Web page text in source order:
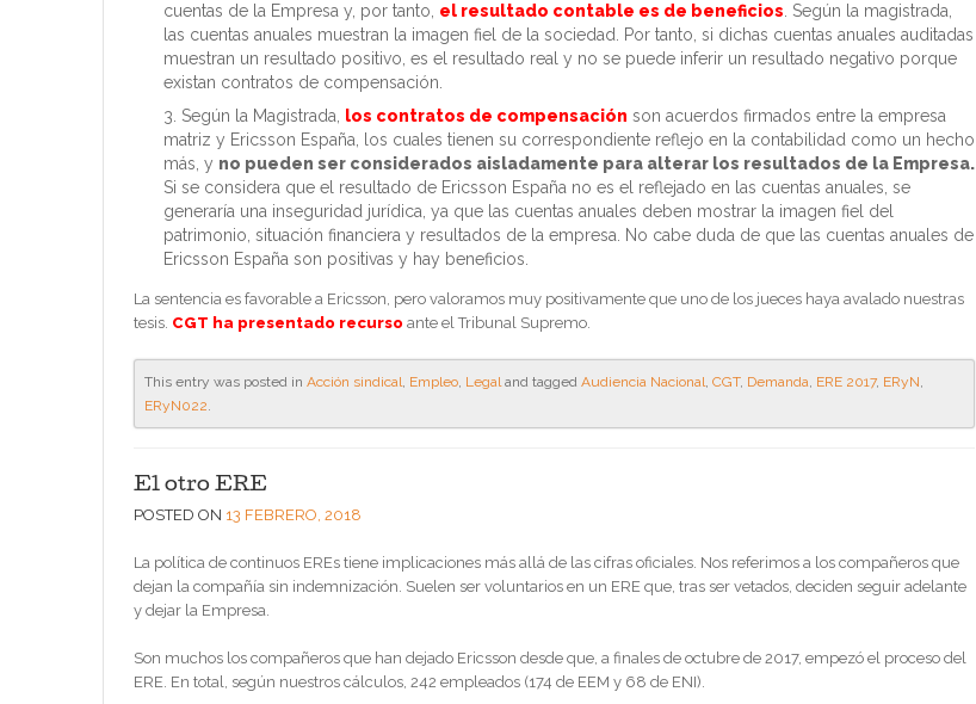
cuentas de la Empresa y, por tanto, el resultado contable es de beneficios. Según la magistrada,
las cuentas anuales muestran la imagen fiel de la sociedad. Por tanto, si dichas cuentas anuales auditadas
muestran un resultado positivo, es el resultado real y no se puede inferir un resultado negativo porque
existan contratos de compensación.
Según la Magistrada, los contratos de compensación son acuerdos firmados entre la empresa
matriz y Ericsson España, los cuales tienen su correspondiente reflejo en la contabilidad como un hecho
más, y no pueden ser considerados aisladamente para alterar los resultados de la Empresa.
Si se considera que el resultado de Ericsson España no es el reflejado en las cuentas anuales, se
generaría una inseguridad jurídica, ya que las cuentas anuales deben mostrar la imagen fiel del
patrimonio, situación financiera y resultados de la empresa. No cabe duda de que las cuentas anuales de
Ericsson España son positivas y hay beneficios.
La sentencia es favorable a Ericsson, pero valoramos muy positivamente que uno de los jueces haya avalado nuestras
tesis. CGT ha presentado recurso ante el Tribunal Supremo.
This entry was posted in Acción sindical, Empleo, Legaland tagged Audiencia Nacional, CGT, Demanda, ERE 2017, ERyN,
ERyN022.
El otro ERE
POSTED ON 13 FEBRERO, 2018
La política de continuos EREs tiene implicaciones más allá de las cifras oficiales. Nos referimos a los compañeros que
dejan la compañía sin indemnización. Suelen ser voluntarios en un ERE que, tras ser vetados, deciden seguir adelante
y dejar la Empresa.
Son muchos los compañeros que han dejado Ericsson desde que, a finales de octubre de 2017, empezó el proceso del
ERE. En total, según nuestros cálculos, 242 empleados (174 de EEM y 68 de ENI).